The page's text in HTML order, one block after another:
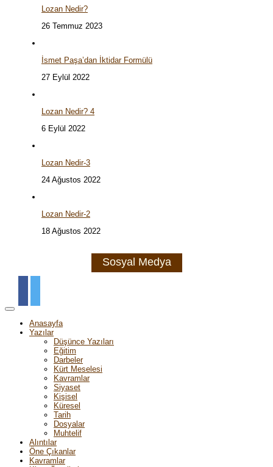
Lozan Nedir?
26 Temmuz 2023
İsmet Paşa’dan İktidar Formülü
27 Eylül 2022
Lozan Nedir? 4
6 Eylül 2022
Lozan Nedir-3
24 Ağustos 2022
Lozan Nedir-2
18 Ağustos 2022
Sosyal Medya
Anasayfa
Yazılar
Düşünce Yazıları
Eğitim
Darbeler
Kürt Meselesi
Kavramlar
Siyaset
Kişisel
Küresel
Tarih
Dosyalar
Muhtelif
Alıntılar
Öne Çıkanlar
Kavramlar